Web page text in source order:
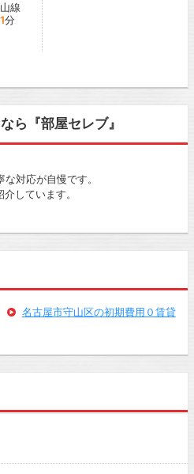
線
1分
ら『部屋セレブ』
対応が自慢です。
しています。
名古屋市守山区の初期費用０賃貸